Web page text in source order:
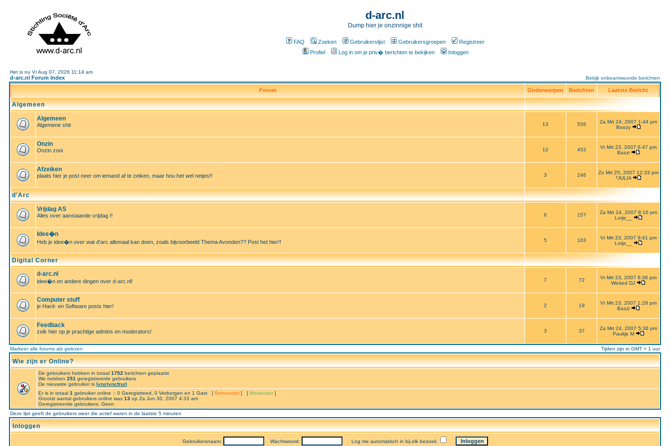
d-arc.nl
Dump hier je onzinnige shit
FAQ Zoeken Gebruikerslijst Gebruikersgroepen
Registreer
Profiel
Log in om je priv� berichten te bekijken Inloggen
Het is nu Vr Aug 07, 2026 11:14 am
d-arc.nl Forum Index Bekijk onbeantwoorde berichten
Forum Onderwerpen Berichten Laatste Bericht
Algemeen
Algemeen
Algemene shit 13 556
Za Mrt 24, 2007 1:44 pm
Boozy
Onzin
Onzin zooi 12 452
Vr Mrt 23, 2007 6:47 pm
Bazzi
Afzeiken
plaats hier je post neer om iemand af te zeiken, maar hou het wel netjes!! 3 246
Zo Mrt 25, 2007 12:33 pm
*JULIA
d'Arc
Vrijdag AS
Alles over aanstaande vrijdag !! 6 157
Za Mrt 24, 2007 8:16 pm
Lotje__
Idee�n
Heb je idee�n over wat d'arc allemaal kan doen, zoals bijvoorbeeld Thema Avonden?? Post het hier!! 5 103
Vr Mrt 23, 2007 9:41 pm
Lotje__
Digital Corner
d-arc.nl
idee�n en andere dingen over d-arc.nl! 7 72
Vr Mrt 23, 2007 6:36 pm
Wicked DJ
Computer stuff
je Hard- en Software posts hier! 2 19
Vr Mrt 23, 2007 1:28 pm
Bazzi
Feedback
zeik hier op je prachtige admins en moderators! 3 37
Za Mrt 24, 2007 5:36 pm
Paultje M
Markeer alle forums als gelezen Tijden zijn in GMT + 1 uur
Wie zijn er Online?
De gebruikers hebben in totaal 1752 berichten geplaatst
We hebben 251 geregistreerde gebruikers
De nieuwste gebruiker is lynclyncfrurl
Er is in totaal 1 gebruiker online :: 0 Geregistreed, 0 Verborgen en 1 Gast [ Beheerder ] [ Moderator ]
Grootst aantal gebruikers online was 13 op Za Jun 30, 2007 4:33 am
Geregistreerde gebruikers: Geen
Deze lijst geeft de gebruikers weer die actief waren in de laatste 5 minuten
Inloggen
Gebruikersnaam: Wachtwoord: Log me automatisch in bij elk bezoek